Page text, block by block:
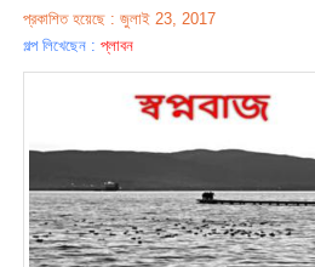
প্রকাশিত হয়েছে : জুলাই 23, 2017
গল্প লিখেছেন :প্লাবন